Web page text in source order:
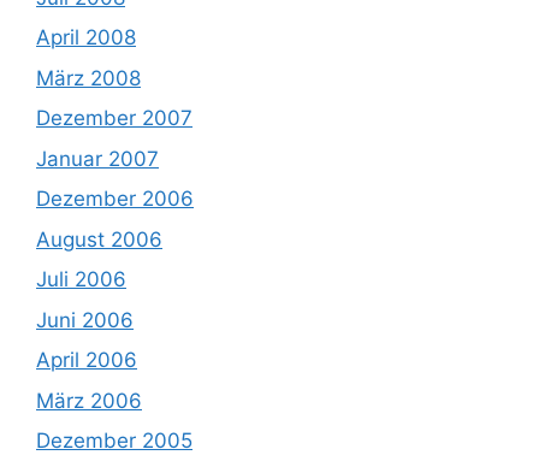
April 2008
März 2008
Dezember 2007
Januar 2007
Dezember 2006
August 2006
Juli 2006
Juni 2006
April 2006
März 2006
Dezember 2005